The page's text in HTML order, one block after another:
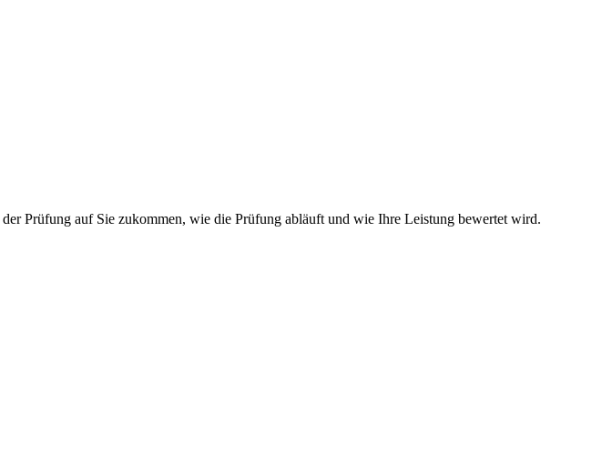
Prüfung auf Sie zukommen, wie die Prüfung abläuft und wie Ihre Leistung bewertet wird.